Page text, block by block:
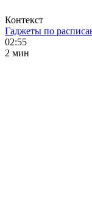
Контекст
Гаджеты по
02:55
2 мин